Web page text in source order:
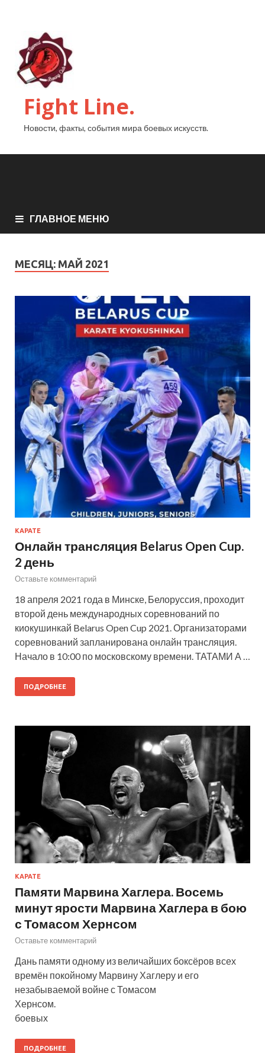
Fight Line.
Новости, факты, события мира боевых искусств.
ГЛАВНОЕ МЕНЮ
МЕСЯЦ: МАЙ 2021
КАРАТЕ
Онлайн трансляция Belarus Open Cup.
2 день
Оставьте комментарий
18 апреля 2021 года в Минске, Белоруссия, проходит
второй день международных соревнований по
киокушинкай Belarus Open Cup 2021. Организаторами
соревнований запланирована онлайн трансляция.
Начало в 10:00 по московскому времени. ТАТАМИ А …
ПОДРОБНЕЕ
КАРАТЕ
Памяти Марвина Хаглера. Восемь
минут ярости Марвина Хаглера в бою
с Томасом Хернсом
Оставьте комментарий
Дань памяти одному из величайших боксёров всех
времён покойному Марвину Хаглеру и его
незабываемой войне с Томасом
Хернсом.
боевых
ПОДРОБНЕЕ